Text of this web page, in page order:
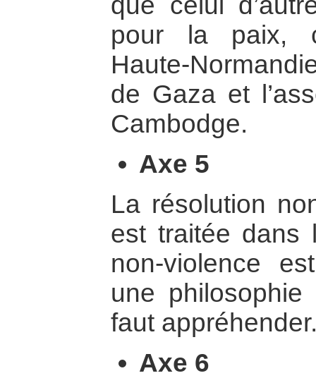
pour la paix,
Haute-
de Gaza et
Cambodge.
Axe 5
La résolution
est traitée dans
non-violence
une
faut
Axe 6